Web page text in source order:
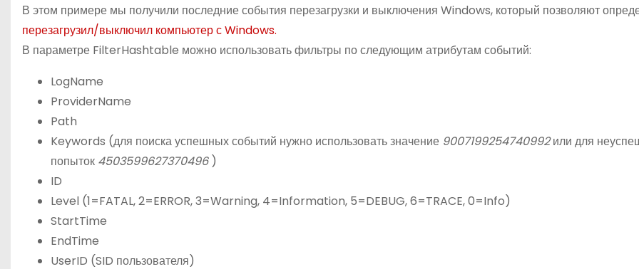
В этом примере мы получили последние события перезагрузки и выключения Windows, который позволяют
перезагрузил/выключил компьютер с Windows.
В параметре FilterHashtable можно использовать фильтры по следующим атрибутам событий:
LogName
ProviderName
Path
Keywords (для поиска успешных событий нужно использовать значение 9007199254740992или для
попыток 4503599627370496 )
ID
Level (1=FATAL, 2=ERROR, 3=Warning, 4=Information, 5=DEBUG, 6=TRACE, 0=Info)
StartTime
EndTime
UserID (SID пользователя)